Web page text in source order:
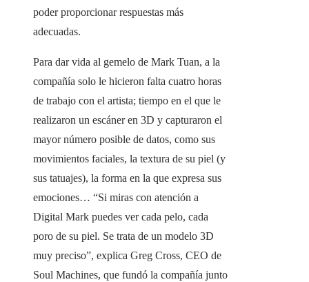
poder proporcionar respuestas más
adecuadas.
Para dar vida al gemelo de Mark Tuan, a la
compañía solo le hicieron falta cuatro horas
de trabajo con el artista; tiempo en el que le
realizaron un escáner en 3D y capturaron el
mayor número posible de datos, como sus
movimientos faciales, la textura de su piel (y
sus tatuajes), la forma en la que expresa sus
emociones… “Si miras con atención a
Digital Mark puedes ver cada pelo, cada
poro de su piel. Se trata de un modelo 3D
muy preciso”, explica Greg Cross, CEO de
Soul Machines, que fundó la compañía junto